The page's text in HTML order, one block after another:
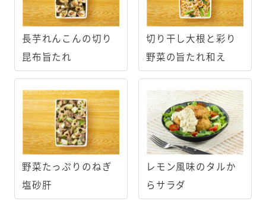
長芋れんこんの切り
昆布旨たれ
切り干し大根と彩り
野菜の旨たれ和え
野菜たっぷりのねぎ
塩砂肝
レモン風味のタルか
らサラダ